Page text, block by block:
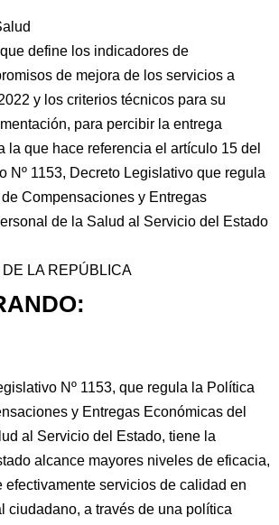
define los indicadores de
de mejora de los servicios a
y los criterios técnicos para su
para percibir la entrega
la que hace referencia el artículo 15 del
Nº 1153, Decreto Legislativo que regula
Compensaciones y Entregas
de la Salud al Servicio del Estado
LA REPÚBLICA
Nº 1153, que regula la Política
y Entregas Económicas del
al Servicio del Estado, tiene la
alcance mayores niveles de eficacia,
efectivamente servicios de calidad en
ciudadano, a través de una política